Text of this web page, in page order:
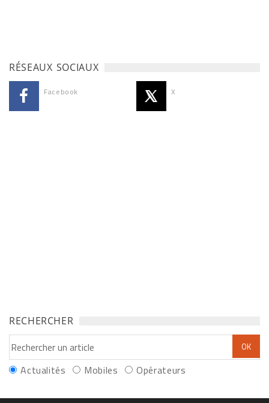
RÉSEAUX SOCIAUX
Facebook X
RECHERCHER
Actualités Mobiles Opérateurs